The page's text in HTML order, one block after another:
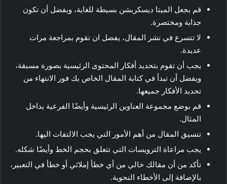
قم بجعل الميتا ديسكربشن بسيطة للغاية، ويفضل أن تكون
جذابة ومختصرة.
لا تتسرع في نشر المقال، يفضل ان تقوم بمراجعة مرات
عديدة.
يجب أن تقوم بتحديد أفكار المحتوى الرئيسية بصورة مسبقة،
ويفضل أن تبدأ في كتابة المقال الخاص بك فور الانتهاء من
تحديد الأفكار جميعها.
قم بوضع مجموعة العناوين الرئيسية وأيضًا الفرعية بداخل
المثال.
تنسيق المقال من أهم الأمور التي يجب الالتفات اليها.
يجب مراعاة الترويسات التي تتعلق بحجم الخط وأيضًا شكله.
تأكد من أن مقالك خالي من أي خطأ إملائي أو خطأ في التعبير،
بالإضافة إلى الأخطاء النحوية.